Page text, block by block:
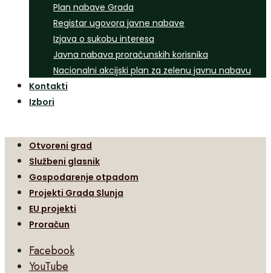
Plan nabave Grada
Registar ugovora javne nabave
Izjava o sukobu interesa
Javna nabava proračunskih korisnika
Nacionalni akcijski plan za zelenu javnu nabavu
Kontakti
Izbori
Otvoreni grad
Službeni glasnik
Gospodarenje otpadom
Projekti Grada Slunja
EU projekti
Proračun
Facebook
YouTube